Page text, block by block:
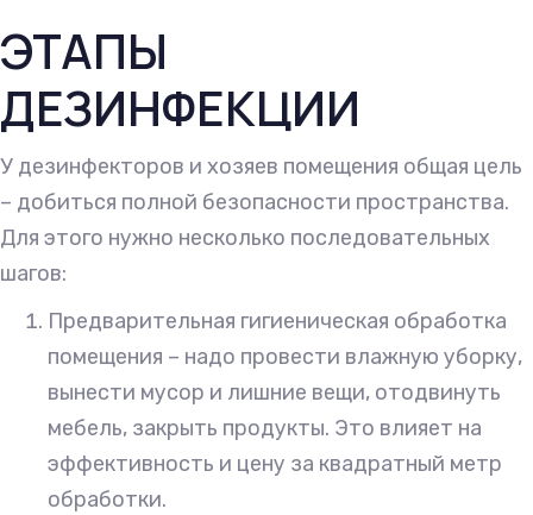
ЭТАПЫ
ДЕЗИНФЕКЦИИ
У дезинфекторов и хозяев помещения общая цель
– добиться полной безопасности пространства.
Для этого нужно несколько последовательных
шагов:
Предварительная гигиеническая обработка
помещения – надо провести влажную уборку,
вынести мусор и лишние вещи, отодвинуть
мебель, закрыть продукты. Это влияет на
эффективность и цену за квадратный метр
обработки.